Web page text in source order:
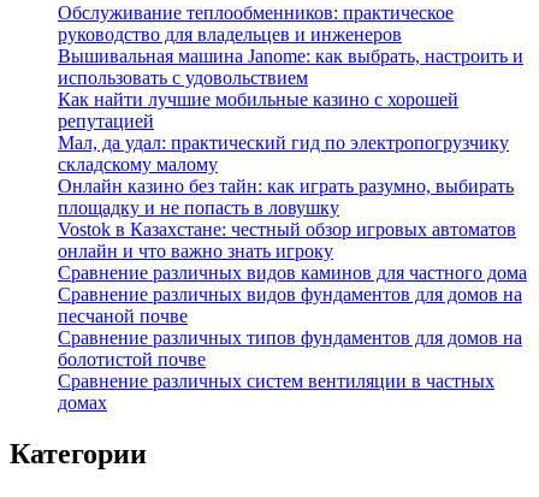
Обслуживание теплообменников: практическое
руководство для владельцев и инженеров
Вышивальная машина Janome: как выбрать, настроить и
использовать с удовольствием
Как найти лучшие мобильные казино с хорошей
репутацией
Мал, да удал: практический гид по электропогрузчику
складскому малому
Онлайн казино без тайн: как играть разумно, выбирать
площадку и не попасть в ловушку
Vostok в Казахстане: честный обзор игровых автоматов
онлайн и что важно знать игроку
Сравнение различных видов каминов для частного дома
Сравнение различных видов фундаментов для домов на
песчаной почве
Сравнение различных типов фундаментов для домов на
болотистой почве
Сравнение различных систем вентиляции в частных
домах
Категории